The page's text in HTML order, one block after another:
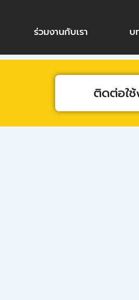
ร่วมงานกับเรา บ
ติดต่อใ